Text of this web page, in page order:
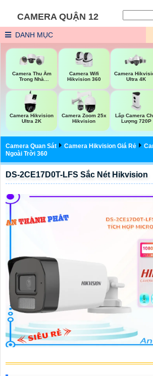
CAMERA QUẬN 12
DANH MỤC
Camera Thu Âm
Trong Nhà
Camera Wifi
Hikvision 360
Camera
Ultra 4K
Camera Hikvision
Ultra 2K
Camera Zoom 25x
Hikvision
Lắp Camera
Lượng 720P
Camera Quan Sát Camera Hikvision Giá Rẻ
Ngoài Trời 360
DS-2CE17D0T-LFS Sắc Nét Hikvision